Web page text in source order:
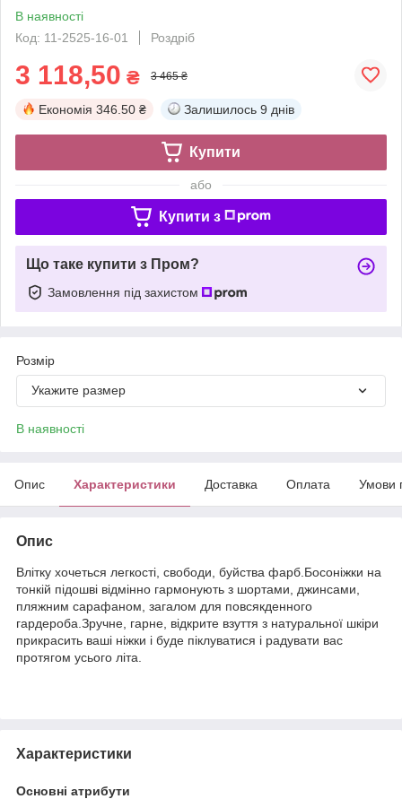
В наявності
Код: 11-2525-16-01
Роздріб
3 118,50 ₴ 3 465 ₴
Економія 346.50 ₴ Залишилось 9 днів
Купити
або
Купити з
Що таке купити з Пром?
Замовлення під захистом
Розмір
Укажите размер
В наявності
Опис Характеристики Доставка Оплата Умови
Опис
Влітку хочеться легкості, свободи, буйства фарб.Босоніжки на
тонкій підошві відмінно гармонують з шортами, джинсами,
пляжним сарафаном, загалом для повсякденного
гардероба.Зручне, гарне, відкрите взуття з натуральної шкіри
прикрасить ваші ніжки і буде піклуватися і радувати вас
протягом усього літа.
Характеристики
Основні атрибути